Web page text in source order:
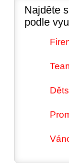
Najděte
podle